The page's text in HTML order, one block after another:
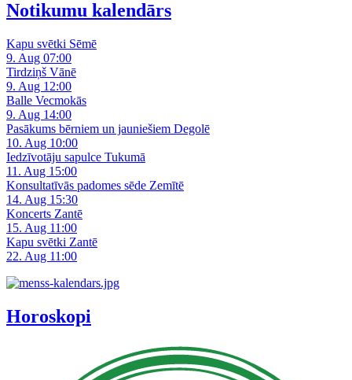
Notikumu kalendārs
Kapu svētki Sēmē
9. Aug 07:00
Tirdziņš Vānē
9. Aug 12:00
Balle Vecmokās
9. Aug 14:00
Pasākums bērniem un jauniešiem Degolē
10. Aug 10:00
Iedzīvotāju sapulce Tukumā
11. Aug 15:00
Konsultatīvās padomes sēde Zemītē
14. Aug 15:30
Koncerts Zantē
15. Aug 11:00
Kapu svētki Zantē
22. Aug 11:00
Horoskopi